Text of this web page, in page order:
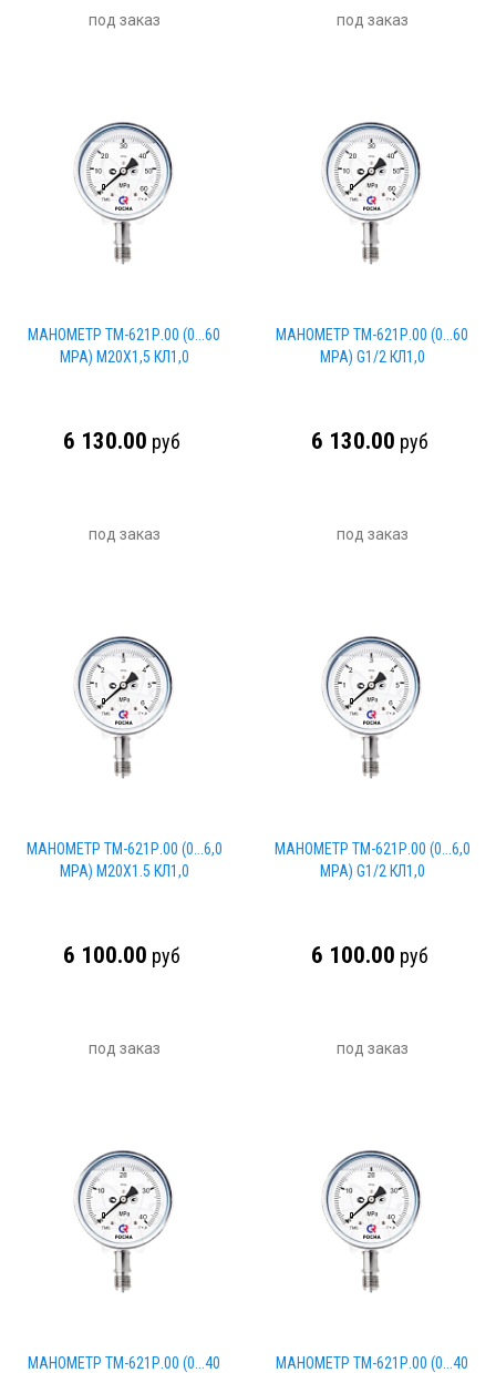
под заказ под заказ
МАНОМЕТР ТМ-621Р.00 (0...60
МРА) М20Х1,5 КЛ1,0
6 130.00 руб
под заказ
МАНОМЕТР ТМ-621Р.00 (0...60
МРА) G1/2 КЛ1,0
6 130.00 руб
под заказ
МАНОМЕТР ТМ-621Р.00 (0...6,0
MPA) М20Х1.5 КЛ1,0
6 100.00 руб
под заказ
МАНОМЕТР ТМ-621Р.00 (0...6,0
MPA) G1/2 КЛ1,0
6 100.00 руб
под заказ
МАНОМЕТР ТМ-621Р.00 (0...40
МАНОМЕТР ТМ-621Р.00 (0...40